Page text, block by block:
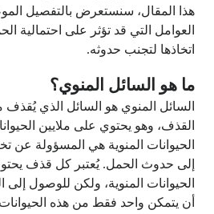
هذا المقال، سنستعرض بالتفصيل
العوامل التي قد تؤثر على احتمالية
اتخاذها لتجنب حدوثه.
ما هو السائل المنوي؟
السائل المنوي هو السائل الذي يُقذف
القذف، وهو يحتوي على ملايين
الحيوانات المنوية هي المسؤولة عن
إلى حدوث الحمل. يُعتبر كل قذف
الحيوانات المنوية، ولكن للوصول
أن يتمكن واحد فقط من هذه